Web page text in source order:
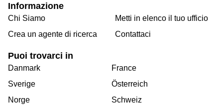
Informazione
Chi Siamo
Crea un agente di ricerca
Metti in elenco il tuo ufficio
Contattaci
Puoi trovarci in
Danmark
Sverige
Norge
France
Österreich
Schweiz